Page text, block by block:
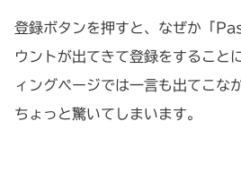
登録ボタンを押すと、なぜか「
ウントが出てきて登録をすること
ィングページでは一言も出てこな
ちょっと驚いてしまいます。